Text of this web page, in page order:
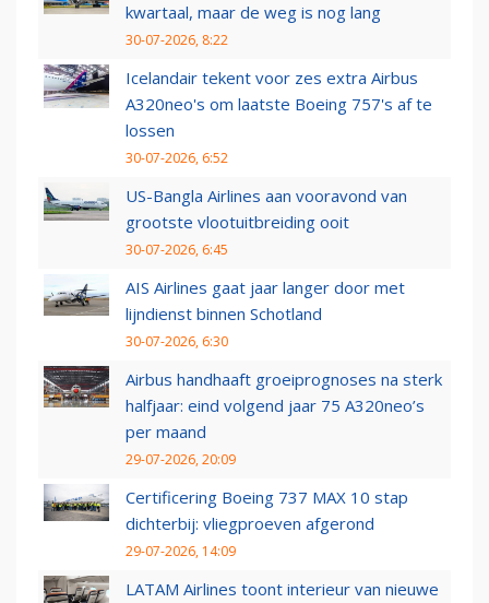
kwartaal, maar de weg is nog lang
30-07-2026, 8:22
Icelandair tekent voor zes extra Airbus
A320neo's om laatste Boeing 757's af te
lossen
30-07-2026, 6:52
US-Bangla Airlines aan vooravond van
grootste vlootuitbreiding ooit
30-07-2026, 6:45
AIS Airlines gaat jaar langer door met
lijndienst binnen Schotland
30-07-2026, 6:30
Airbus handhaaft groeiprognoses na sterk
halfjaar: eind volgend jaar 75 A320neo’s
per maand
29-07-2026, 20:09
Certificering Boeing 737 MAX 10 stap
dichterbij: vliegproeven afgerond
29-07-2026, 14:09
LATAM Airlines toont interieur van nieuwe